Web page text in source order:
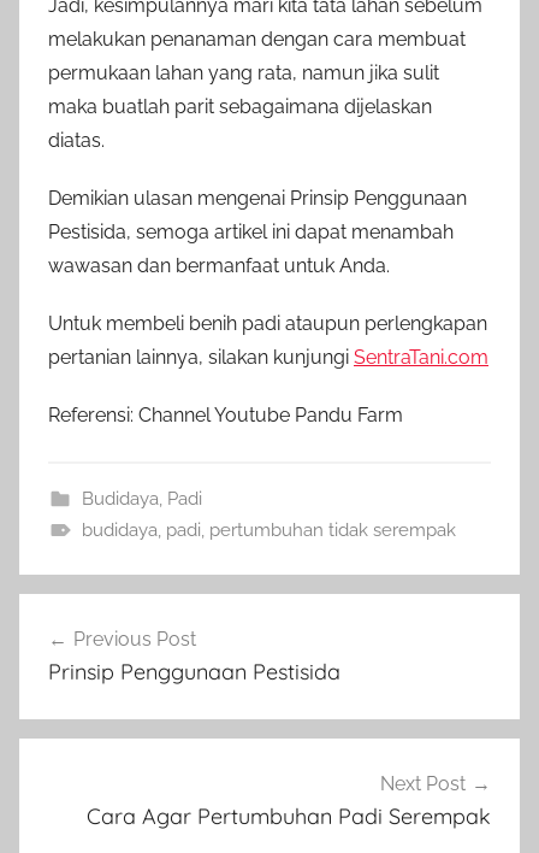
Jadi, kesimpulannya mari kita tata lahan sebelum
melakukan penanaman dengan cara membuat
permukaan lahan yang rata, namun jika sulit
maka buatlah parit sebagaimana dijelaskan
diatas.
Demikian ulasan mengenai Prinsip Penggunaan
Pestisida, semoga artikel ini dapat menambah
wawasan dan bermanfaat untuk Anda.
Untuk membeli benih padi ataupun perlengkapan
pertanian lainnya, silakan kunjungi SentraTani.com
Referensi: Channel Youtube Pandu Farm
Budidaya, Padi
budidaya, padi, pertumbuhan tidak serempak
pos
Previous Post
Prinsip Penggunaan Pestisida
Next Post
Cara Agar Pertumbuhan Padi Serempak